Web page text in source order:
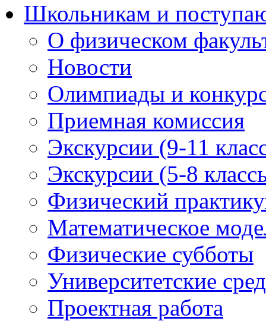
Школьникам и
О физическом
Новости
Олимпиады и
Приемная комиссия
Экскурсии (9-11
Экскурсии (5-8
Физический
Математическое
Физические субботы
Университетские
Проектная работа